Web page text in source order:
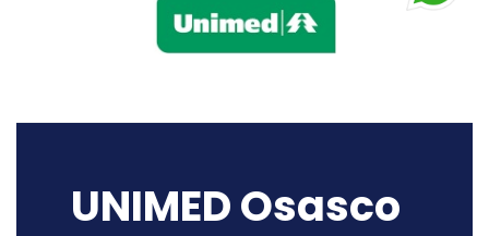
UNIMED Osasco